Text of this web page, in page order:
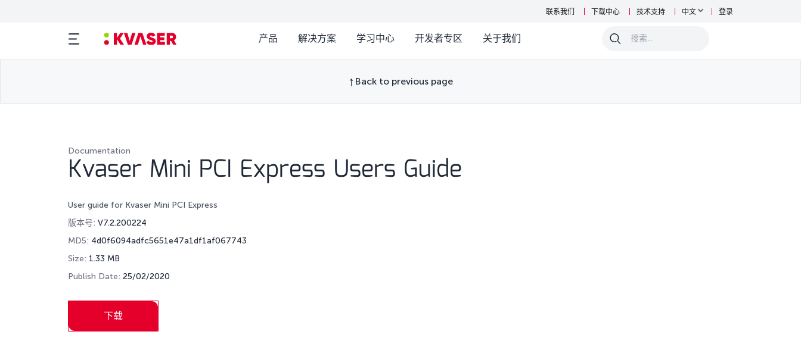
联系我们 下载中心 技术支持 中文 登录
产品 解决方案 学习中心 开发者专区 关于我们 0
Back to previous page
Documentation
Kvaser Mini PCI Express Users Guide
User guide for Kvaser Mini PCI Express
版本号: V7.2.200224
MD5: 4d0f6094adfc5651e47a1df1af067743
Size: 1.33 MB
Publish Date: 25/02/2020
下载